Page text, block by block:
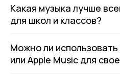
Какая музыка лучше
для школ и классов?
Можно ли
или Apple Music для